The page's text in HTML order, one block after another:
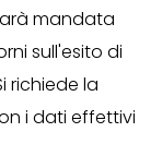
mandata
sull'esito di
richiede la
i dati effettivi